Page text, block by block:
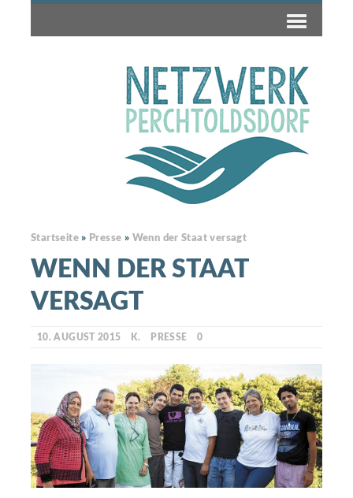
Startseite » Presse » Wenn der Staat versagt
WENN DER STAAT
VERSAGT
10. AUGUST 2015 K. PRESSE 0